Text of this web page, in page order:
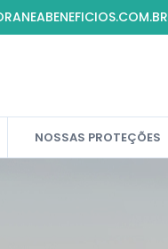
NOSSAS PROTEÇÕES